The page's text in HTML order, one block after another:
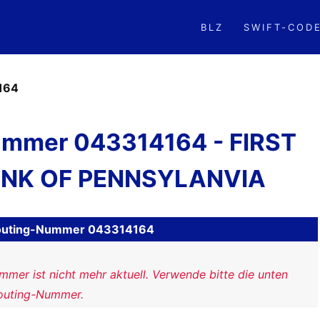
BLZ SWIFT-CODE
043314164 - FIRST
OF PENNSYLANVIA
Nummer 043314164
ist nicht mehr aktuell. Verwende bitte die unten
Nummer.